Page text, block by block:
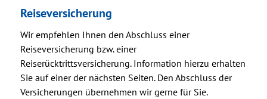
Reiseversicherung
Wir empfehlen Ihnen den Abschluss einer
Reiseversicherung bzw. einer
Reiserücktrittsversicherung. Information hierzu erhalten
Sie auf einer der nächsten Seiten. Den Abschluss der
Versicherungen übernehmen wir gerne für Sie.